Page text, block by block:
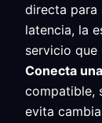
directa para
latencia, la
servicio que
Conecta
compatible,
evita